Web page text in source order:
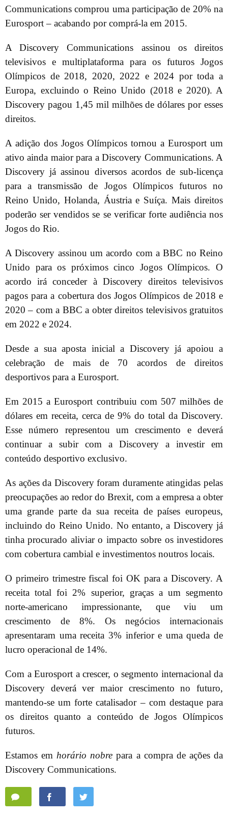
Communications comprou uma participação de 20% na
Eurosport – acabando por comprá-la em 2015.
A Discovery Communications assinou os direitos
televisivos e multiplataforma para os futuros Jogos
Olímpicos de 2018, 2020, 2022 e 2024 por toda a
Europa, excluindo o Reino Unido (2018 e 2020). A
Discovery pagou 1,45 mil milhões de dólares por esses
direitos.
A adição dos Jogos Olímpicos tornou a Eurosport um
ativo ainda maior para a Discovery Communications. A
Discovery já assinou diversos acordos de sub-licença
para a transmissão de Jogos Olímpicos futuros no
Reino Unido, Holanda, Áustria e Suíça. Mais direitos
poderão ser vendidos se se verificar forte audiência nos
Jogos do Rio.
A Discovery assinou um acordo com a BBC no Reino
Unido para os próximos cinco Jogos Olímpicos. O
acordo irá conceder à Discovery direitos televisivos
pagos para a cobertura dos Jogos Olímpicos de 2018 e
2020 – com a BBC a obter direitos televisivos gratuitos
em 2022 e 2024.
Desde a sua aposta inicial a Discovery já apoiou a
celebração de mais de 70 acordos de direitos
desportivos para a Eurosport.
Em 2015 a Eurosport contribuiu com 507 milhões de
dólares em receita, cerca de 9% do total da Discovery.
Esse número representou um crescimento e deverá
continuar a subir com a Discovery a investir em
conteúdo desportivo exclusivo.
As ações da Discovery foram duramente atingidas pelas
preocupações ao redor do Brexit, com a empresa a obter
uma grande parte da sua receita de países europeus,
incluindo do Reino Unido. No entanto, a Discovery já
tinha procurado aliviar o impacto sobre os investidores
com cobertura cambial e investimentos noutros locais.
O primeiro trimestre fiscal foi OK para a Discovery. A
receita total foi 2% superior, graças a um segmento
norte-americano impressionante, que viu um
crescimento de 8%. Os negócios internacionais
apresentaram uma receita 3% inferior e uma queda de
lucro operacional de 14%.
Com a Eurosport a crescer, o segmento internacional da
Discovery deverá ver maior crescimento no futuro,
mantendo-se um forte catalisador – com destaque para
os direitos quanto a conteúdo de Jogos Olímpicos
futuros.
Estamos em horário nobre para a compra de ações da
Discovery Communications.